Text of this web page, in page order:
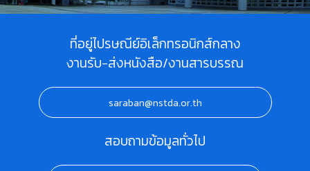
ที่อยู่ไปรษณีย์อิเล็กทรอนิกส์กลาง
งานรับ-ส่งหนังสือ/งานสารบรรณ
saraban@nstda.or.th
สอบถามข้อมูลทั่วไป